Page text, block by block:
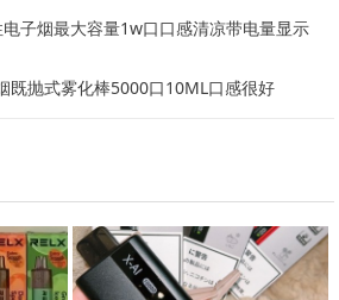
子烟最大容量1w口口感清凉带电量显示
既抛式雾化棒5000口10ML口感很好